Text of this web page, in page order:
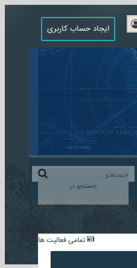
ایجاد حساب کاربری
جستجو در
تمامی فعالیت ها